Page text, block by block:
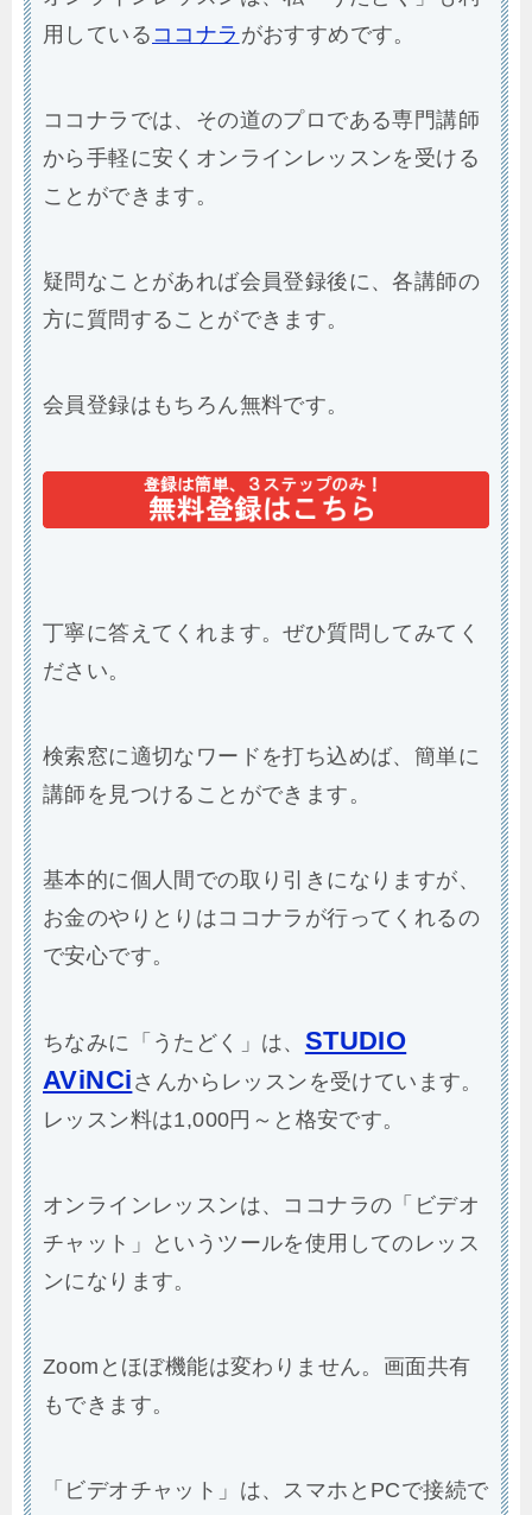
用している ココナラ がおすすめです。
ココナラでは、その道のプロである専門講師
から手軽に安くオンラインレッスンを受ける
ことができます。
疑問なことがあれば会員登録後に、各講師の
方に質問することができます。
会員登録はもちろん無料です。
丁寧に答えてくれます。ぜひ質問してみてく
ださい。
検索窓に適切なワードを打ち込めば、簡単に
講師を見つけることができます。
基本的に個人間での取り引きになりますが、
お金のやりとりはココナラが行ってくれるの
で安心です。
ちなみに「うたどく」は、 STUDIO
AViNCi さんからレッスンを受けています。
レッスン料は1,000円～と格安です。
オンラインレッスンは、ココナラの「ビデオ
チャット」というツールを使用してのレッス
ンになります。
Zoomとほぼ機能は変わりません。画面共有
もできます。
「ビデオチャット」は、スマホとPCで接続で